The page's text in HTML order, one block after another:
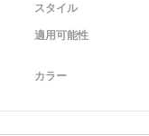
スタイル
適用可能性
カラー